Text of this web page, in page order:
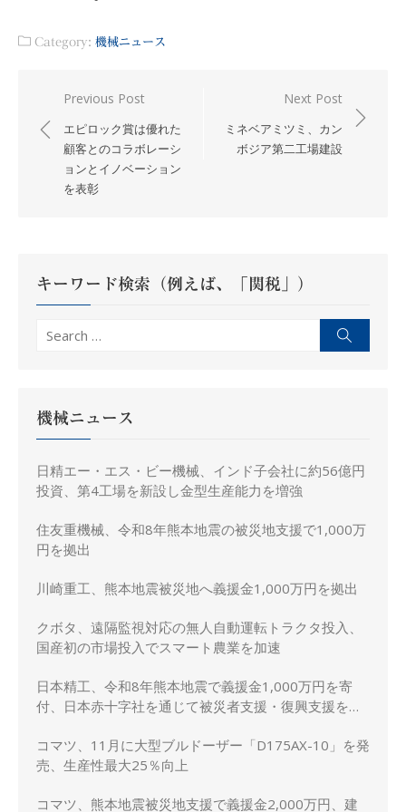
Category: 機械ニュース
稿
ョ
ン
Previous Post
エピロック賞は優れた
顧客とのコラボレーシ
ョンとイノベーション
を表彰
Next Post
ミネベアミツミ、カン
ボジア第二工場建設
キーワード検索（例えば、「関税」）
Search
機械ニュース
日精エー・エス・ビー機械、インド子会社に約56億円
投資、第4工場を新設し金型生産能力を増強
住友重機械、令和8年熊本地震の被災地支援で1,000万
円を拠出
川崎重工、熊本地震被災地へ義援金1,000万円を拠出
クボタ、遠隔監視対応の無人自動運転トラクタ投入、
国産初の市場投入でスマート農業を加速
日本精工、令和8年熊本地震で義援金1,000万円を寄
付、日本赤十字社を通じて被災者支援・復興支援を実
コマツ、11月に大型ブルドーザー「D175AX-10」を発
売、生産性最大25％向上
コマツ、熊本地震被災地支援で義援金2,000万円、建